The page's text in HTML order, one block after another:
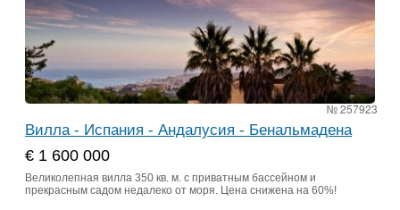
№ 257923
Вилла - Испания - Андалусия - Бенальмадена
€ 1 600 000
Великолепная вилла 350 кв. м. с приватным бассейном и
прекрасным садом недалеко от моря. Цена снижена на 60%!